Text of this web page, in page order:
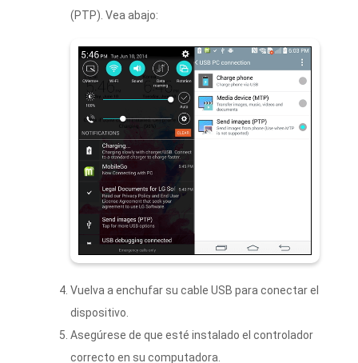
(PTP). Vea abajo:
Vuelva a enchufar su cable USB para conectar el
dispositivo.
Asegúrese de que esté instalado el controlador
correcto en su computadora.